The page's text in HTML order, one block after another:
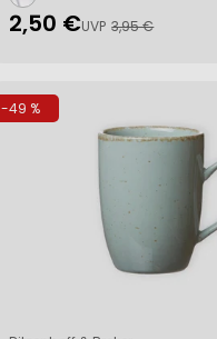
Verkaufspreis
2,50 €
Regulärer
UVP 3,95 €
-49 %